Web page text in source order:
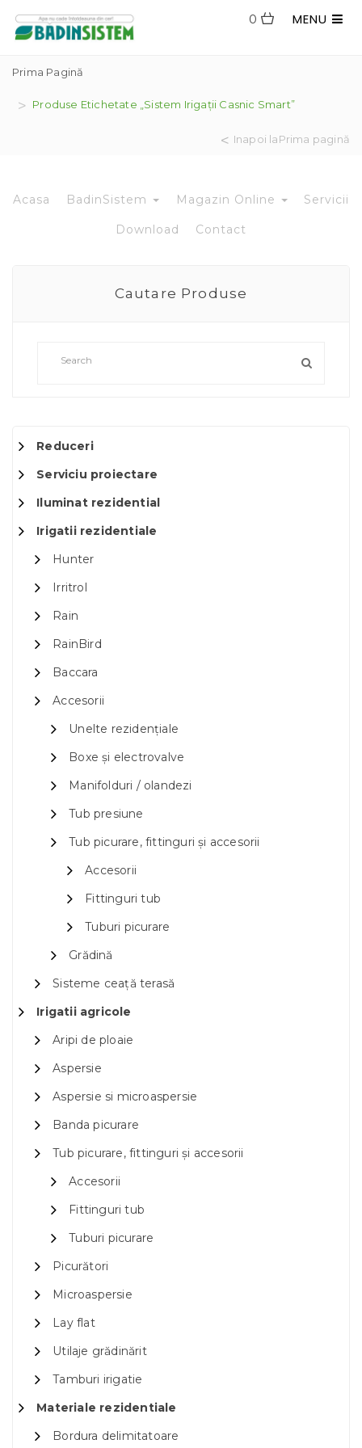
MENU
0
Prima Pagină
Produse Etichetate „sistem Irigații Casnic Smart”
Inapoi laPrima pagină
Acasa BadinSistem Magazin Online Servicii
Download Contact
Cautare Produse
Reduceri
Serviciu proiectare
Iluminat rezidential
Irigatii rezidentiale
Hunter
Irritrol
Rain
RainBird
Baccara
Accesorii
Unelte rezidențiale
Boxe și electrovalve
Manifolduri / olandezi
Tub presiune
Tub picurare, fittinguri și accesorii
Accesorii
Fittinguri tub
Tuburi picurare
Grădină
Sisteme ceață terasă
Irigatii agricole
Aripi de ploaie
Aspersie
Aspersie si microaspersie
Banda picurare
Tub picurare, fittinguri și accesorii
Accesorii
Fittinguri tub
Tuburi picurare
Picurători
Microaspersie
Lay flat
Utilaje grădinărit
Tamburi irigatie
Materiale rezidentiale
Bordura delimitatoare